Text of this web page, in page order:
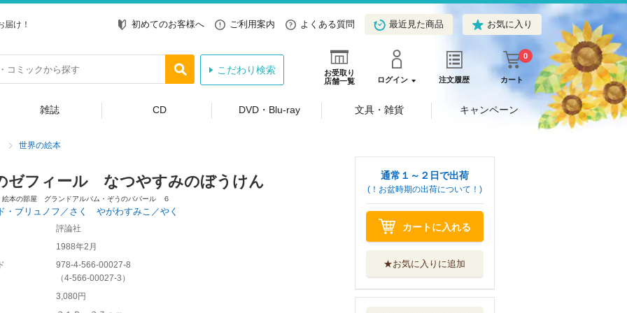
け！ 初めてのお客様へ ご利用案内 よくある質問 最近見た商品 お気に入り
お受取り
店舗一覧
ログイン 注文履歴 カート
0
こだわり検索
雑誌 CD DVD・Blu-ray 文具・雑貨 キャンペーン
世界の絵本
ゼフィール なつやすみのぼうけん
絵本の部屋 グランドアルバム・ぞうのババール ６
・ブリュノフ／さく やがわすみこ／やく
評論社
1988年2月
978-4-566-00027-8
（4-566-00027-3 ）
3,080円
通常１～２日で出荷
(！お盆時期の出荷について！)
カートに入れる
★お気に入りに追加
ほんものの魔法使
東京創元社